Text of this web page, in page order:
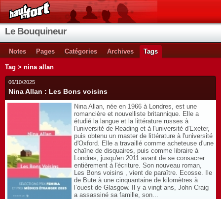
Le Bouquineur
Notes Pages Catégories Archives Tags
Tag > nina allan
06/10/2025
Nina Allan : Les Bons voisins
Nina Allan, née en 1966 à Londres, est une
romancière et nouvelliste britannique. Elle a
étudié la langue et la littérature russes à
l'université de Reading et à l'université d'Exeter,
puis obtenu un master de littérature à l'université
d'Oxford. Elle a travaillé comme acheteuse d'une
chaîne de disquaires, puis comme libraire à
Londres, jusqu'en 2011 avant de se consacrer
entièrement à l'écriture. Son nouveau roman,
Les Bons voisins , vient de paraître. Ecosse. Ile
de Bute à une cinquantaine de kilomètres à
l’ouest de Glasgow. Il y a vingt ans, John Craig
a assassiné sa famille, son...